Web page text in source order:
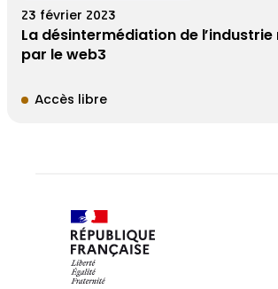
23 février 2023
La désintermédiation de l’industrie
par le web3
Accès libre